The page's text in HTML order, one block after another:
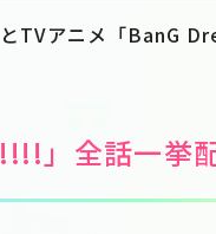
TVアニメ「BanG
」全話一挙